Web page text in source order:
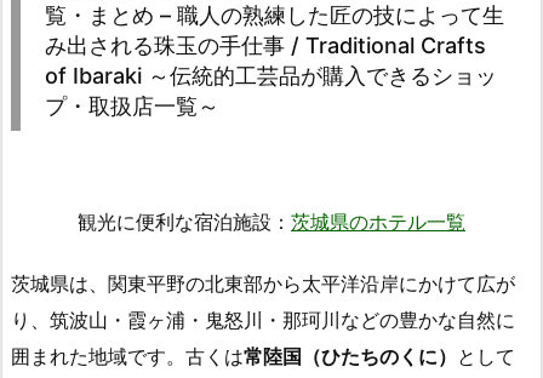
覧・まとめ – 職人の熟練した匠の技によって生
み出される珠玉の手仕事 / Traditional Crafts
of Ibaraki ～伝統的工芸品が購入できるショッ
プ・取扱店一覧～
観光に便利な宿泊施設： 茨城県のホテル一覧
茨城県は、関東平野の北東部から太平洋沿岸にかけて広が
り、筑波山・霞ヶ浦・鬼怒川・那珂川などの豊かな自然に
囲まれた地域です。古くは常陸国（ひたちのくに） として